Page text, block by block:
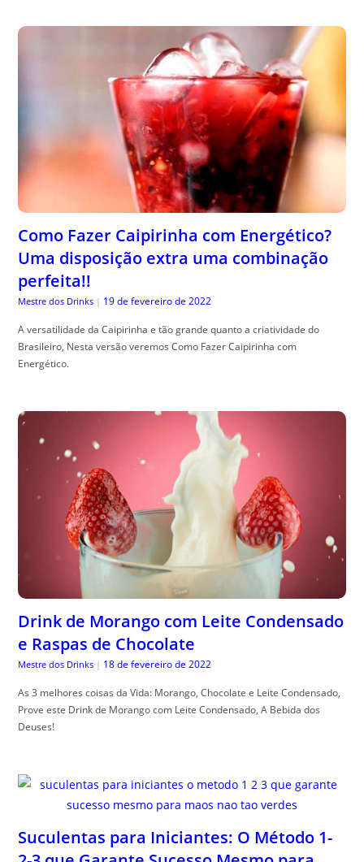
Como Fazer Caipirinha com Energético?
Uma disposição extra uma combinação
perfeita!!
Mestre dos Drinks | 19 de fevereiro de 2022
A versatilidade da Caipirinha e tão grande quanto a criatividade do
Brasileiro, Nesta versão veremos Como Fazer Caipirinha com
Energético.
Drink de Morango com Leite Condensado
e Raspas de Chocolate
Mestre dos Drinks | 18 de fevereiro de 2022
As 3 melhores coisas da Vida: Morango, Chocolate e Leite Condensado,
Prove este Drink de Morango com Leite Condensado, A Bebida dos
Deuses!
Suculentas para Iniciantes: O Método 1-